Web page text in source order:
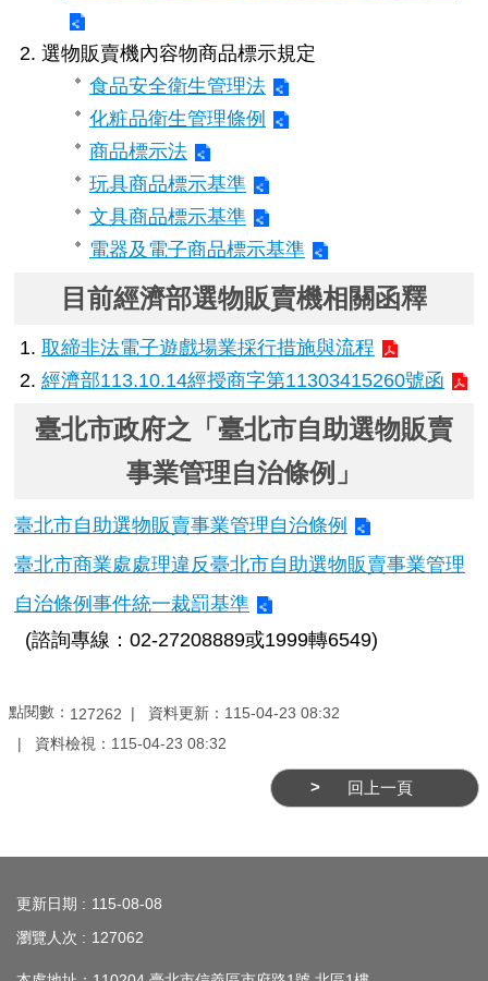
選物販賣機內容物商品標示規定
食品安全衛生管理法
化粧品衛生管理條例
商品標示法
玩具商品標示基準
文具商品標示基準
電器及電子商品標示基準
目前經濟部選物販賣機相關函釋
取締非法電子遊戲場業採行措施與流程
經濟部113.10.14經授商字第11303415260號函
臺北市政府之「臺北市自助選物販賣
事業管理自治條例」
臺北市自助選物販賣事業管理自治條例
臺北市商業處處理違反臺北市自助選物販賣事業管理
自治條例事件統一裁罰基準
(諮詢專線：02-27208889或1999轉6549)
點閱數： 127262 資料更新： 115-04-23 08:32
資料檢視： 115-04-23 08:32
回上一頁
更新日期
115-08-08
瀏覽人次
127062